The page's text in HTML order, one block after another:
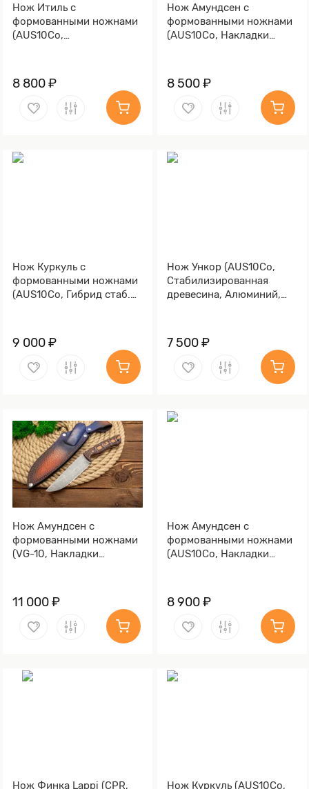
Нож Итиль с
формованными ножнами
(AUS10Co,
Обработка клинка
Stonewash)
8 800 ₽
Нож Амундсен с
формованными ножнами
(AUS10Co, Накладки
Stonewash)
8 500 ₽
Нож Куркуль с
формованными ножнами
(AUS10Co, Гибрид стаб.
9 000 ₽
Нож Ункор (AUS10Co,
Стабилизированная
древесина, Алюминий,
7 500 ₽
Нож Амундсен с
формованными ножнами
(VG-10, Накладки
11 000 ₽
Нож Амундсен с
формованными ножнами
(AUS10Co, Накладки
клинка)
8 900 ₽
Нож Финка Lappi (CPR, Нож Куркуль (AUS10Co,